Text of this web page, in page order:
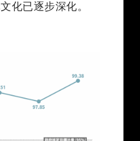
化已逐步深化。